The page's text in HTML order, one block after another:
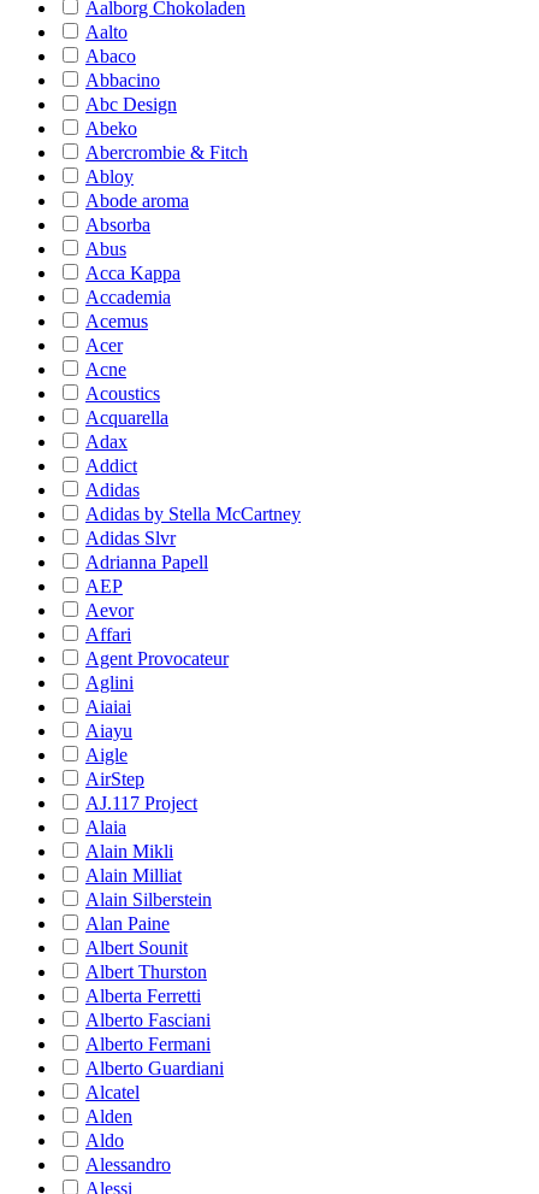
Aalborg Chokoladen
Aalto
Abaco
Abbacino
Abc Design
Abeko
Abercrombie & Fitch
Abloy
Abode aroma
Absorba
Abus
Acca Kappa
Accademia
Acemus
Acer
Acne
Acoustics
Acquarella
Adax
Addict
Adidas
Adidas by Stella McCartney
Adidas Slvr
Adrianna Papell
AEP
Aevor
Affari
Agent Provocateur
Aglini
Aiaiai
Aiayu
Aigle
AirStep
AJ.117 Project
Alaia
Alain Mikli
Alain Milliat
Alain Silberstein
Alan Paine
Albert Sounit
Albert Thurston
Alberta Ferretti
Alberto Fasciani
Alberto Fermani
Alberto Guardiani
Alcatel
Alden
Aldo
Alessandro
Alessi